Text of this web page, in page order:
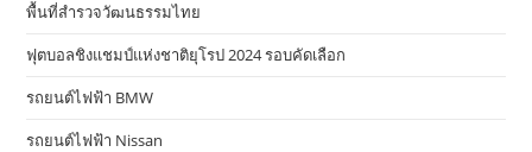
พื้นที่สำรวจวัฒนธรรมไทย
ฟุตบอลชิงแชมป์แห่งชาติยุโรป 2024 รอบคัดเลือก
รถยนต์ไฟฟ้า BMW
รถยนต์ไฟฟ้า Nissan